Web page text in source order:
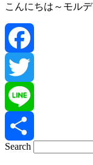
こんにちは～モル
Facebook
Twitter
Line
Search